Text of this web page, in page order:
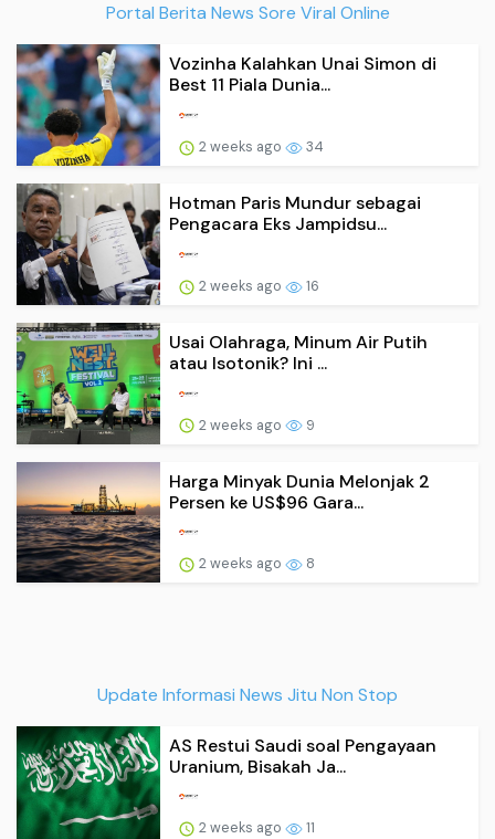
Portal Berita News Sore Viral Online
Vozinha Kalahkan Unai Simon di
Best 11 Piala Dunia...
2 weeks ago 34
Hotman Paris Mundur sebagai
Pengacara Eks Jampidsu...
2 weeks ago 16
Usai Olahraga, Minum Air Putih
atau Isotonik? Ini ...
2 weeks ago 9
Harga Minyak Dunia Melonjak 2
Persen ke US$96 Gara...
2 weeks ago 8
Update Informasi News Jitu Non Stop
AS Restui Saudi soal Pengayaan
Uranium, Bisakah Ja...
2 weeks ago 11